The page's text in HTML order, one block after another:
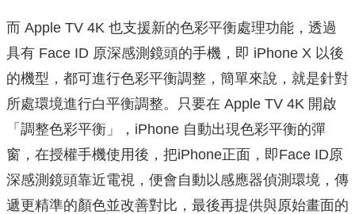
而 Apple TV 4K 也支援新的色彩平衡處理功能，透過
具有 Face ID 原深感測鏡頭的手機，即 iPhone X 以後
的機型，都可進行色彩平衡調整，簡單來說，就是針對
所處環境進行白平衡調整。只要在 Apple TV 4K 開啟
「調整色彩平衡」，iPhone 自動出現色彩平衡的彈
窗，在授權手機使用後，把iPhone正面，即Face ID原
深感測鏡頭靠近電視，便會自動以感應器偵測環境，傳
遞更精準的顏色並改善對比，最後再提供與原始畫面的